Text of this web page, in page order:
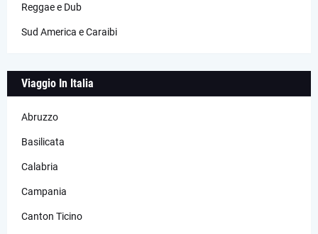
Reggae e Dub
Sud America e Caraibi
Viaggio In Italia
Abruzzo
Basilicata
Calabria
Campania
Canton Ticino